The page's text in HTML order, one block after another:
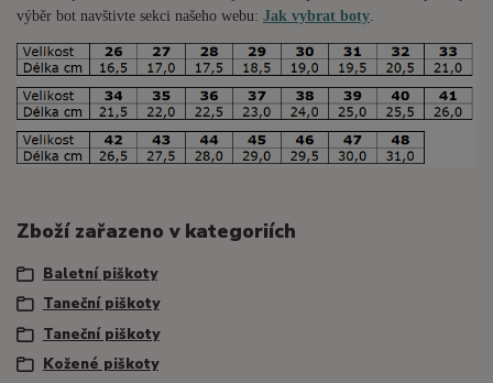
výběr bot navštivte sekci našeho webu: Jak vybrat boty
Zboží zařazeno v kategoriích
Baletní piškoty
Taneční piškoty
Taneční piškoty
Kožené piškoty